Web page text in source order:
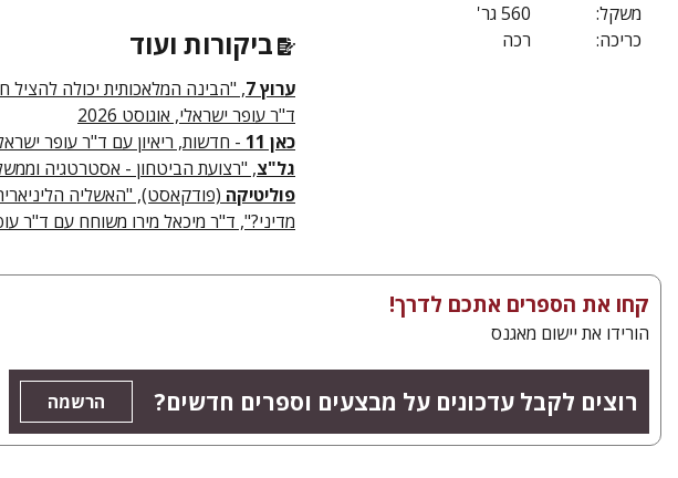
משקל:
560 גר'
כריכה:
רכה ביקורות ועוד
ערוץ 7
, "הבינה המלאכותית יכולה להציל
ד"ר עופר ישראלי, אוגוסט 2026
כאן 11
- חדשות, ריאיון עם ד"ר עופר ישראלי,
גל"צ, "רצועת הביטחון - אסטרטגיה וממשל",
פוליטיקה (פודקאסט), "האשליה
מדיני?", ד"ר מיכאל מירו משוחח עם ד"ר עופר
קחו את הספרים אתכם לדרך!
הורידו את יישום מאגנס
רוצים לקבל עדכונים על מבצעים וספרים חדשים? הרשמה